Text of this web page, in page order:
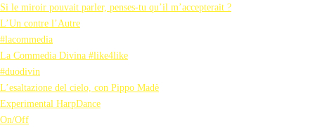
Si le miroir pouvait parler, penses-tu qu’il m’accepterait ?
L’Un contre l’Autre
#lacommedia
La Commedia Divina #like4like
#duodivin
L’esaltazione del cielo, con Pippo Madè
Experimental HarpDance
On/Off